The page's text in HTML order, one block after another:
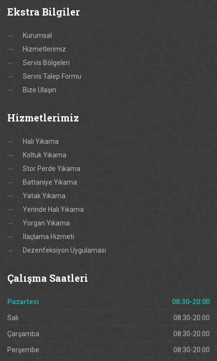
Ekstra Bilgiler
Kurumsal
Hizmetlerimiz
Servis Bölgeleri
Servis Talep Formu
Bize Ulaşın
Hizmetlerimiz
Halı Yıkama
Koltuk Yıkama
Stor Perde Yıkama
Battaniye Yıkama
Yatak Yıkama
Yerinde Halı Yıkama
Yorgan Yıkama
İlaçlama Hizmeti
Dezenfeksiyon Uygulaması
Çalışma Saatleri
Pazartesi 08:30-20:00
Salı 08:30-20:00
Çarşamba 08:30-20:00
Perşembe 08:30-20:00